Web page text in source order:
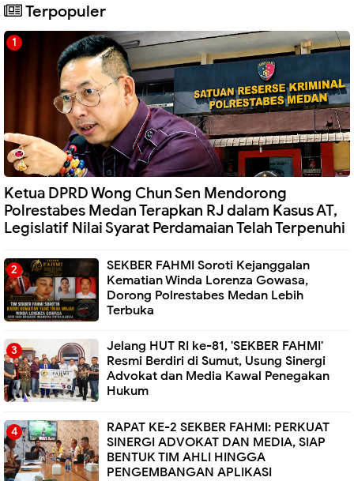
Terpopuler
Ketua DPRD Wong Chun Sen Mendorong
Polrestabes Medan Terapkan RJ dalam Kasus AT,
Legislatif Nilai Syarat Perdamaian Telah Terpenuhi
SEKBER FAHMI Soroti Kejanggalan
Kematian Winda Lorenza Gowasa,
Dorong Polrestabes Medan Lebih
Terbuka
Jelang HUT RI ke-81, 'SEKBER FAHMI'
Resmi Berdiri di Sumut, Usung Sinergi
Advokat dan Media Kawal Penegakan
Hukum
RAPAT KE-2 SEKBER FAHMI: PERKUAT
SINERGI ADVOKAT DAN MEDIA, SIAP
BENTUK TIM AHLI HINGGA
PENGEMBANGAN APLIKASI